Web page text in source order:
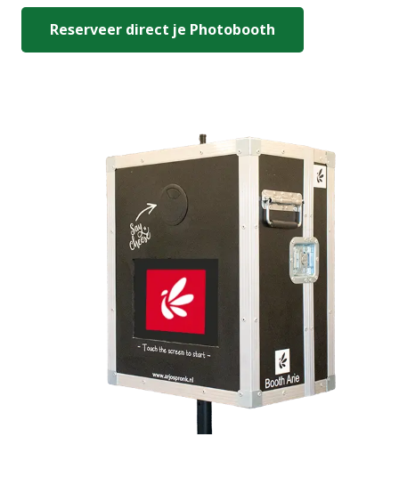
Reserveer direct je Photobooth